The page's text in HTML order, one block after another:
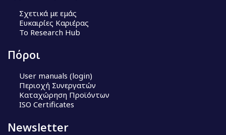
Σχετικά με εμάς
Ευκαιρίες Καριέρας
Το Research Hub
Πόροι
User manuals (login)
Περιοχή Συνεργατών
Καταχώρηση Προϊόντων
ISO Certificates
Newsletter